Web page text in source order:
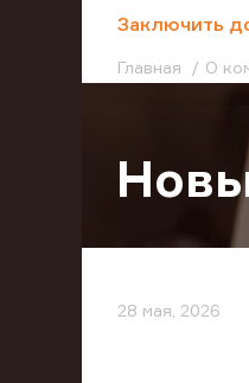
Заключить
Главная О
28 мая, 2026